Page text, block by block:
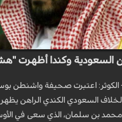
السعودية وكندا أظهرت
الكوثر: اعتبرت صحيفة واشنطن
الخلاف السعودي الكندي الراهن
بن سلمان، الذي سعى في